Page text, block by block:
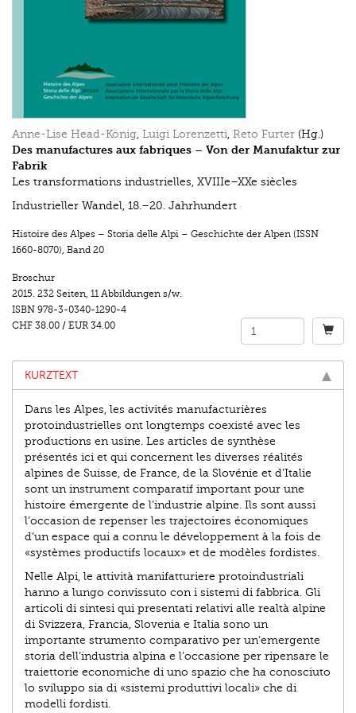
Anne-Lise Head-König, Luigi Lorenzetti, Reto Furter (Hg.)
Des manufactures aux fabriques – Von der Manufaktur zur
Fabrik
Les transformations industrielles, XVIIIe–XXe siècles
Industrieller Wandel, 18.–20. Jahrhundert
Histoire des Alpes – Storia delle Alpi – Geschichte der Alpen (ISSN
1660-8070), Band 20
Broschur
2015. 232 Seiten, 11 Abbildungen s/w.
ISBN 978-3-0340-1290-4
CHF 38.00 / EUR 34.00
KURZTEXT
Dans les Alpes, les activités manufacturières
protoindustrielles ont longtemps coexisté avec les
productions en usine. Les articles de synthèse
présentés ici et qui concernent les diverses réalités
alpines de Suisse, de France, de la Slovénie et d’Italie
sont un instrument comparatif important pour une
histoire émergente de l’industrie alpine. Ils sont aussi
l’occasion de repenser les trajectoires économiques
d’un espace qui a connu le développement à la fois de
«systèmes productifs locaux» et de modèles fordistes.
Nelle Alpi, le attività manifatturiere protoindustriali
hanno a lungo convissuto con i sistemi di fabbrica. Gli
articoli di sintesi qui presentati relativi alle realtà alpine
di Svizzera, Francia, Slovenia e Italia sono un
importante strumento comparativo per un’emergente
storia dell’industria alpina e l’occasione per ripensare le
traiettorie economiche di uno spazio che ha conosciuto
lo sviluppo sia di «sistemi produttivi locali» che di
modelli fordisti.